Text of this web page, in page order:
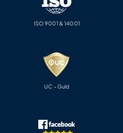
ISO 9001 & 14001
UC - Guld